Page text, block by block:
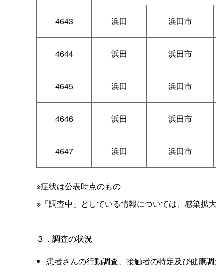
4643 浜田 浜田市
4644 浜田 浜田市
4645 浜田 浜田市
4646 浜田 浜田市
4647 浜田 浜田市
※症状は公表時点のもの
※「調査中」としている情報については、感染拡
３．調査の状況
患者さんの行動調査、接触者の特定及び健康